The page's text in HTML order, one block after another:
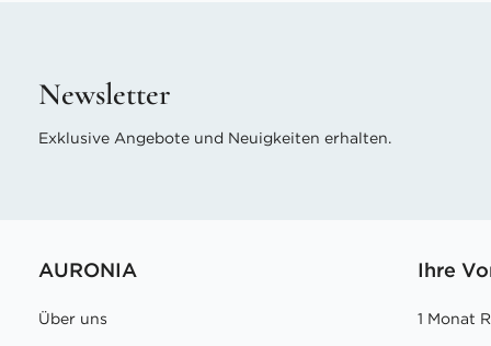
Newsletter
Exklusive Angebote und Neuigkeiten erhalten.
AURONIA
Über uns
Ihre
1 Monat